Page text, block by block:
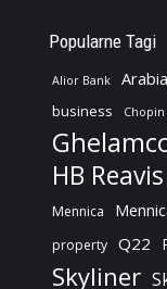
Popularne Tagi
Alior Bank
business
HB Reavis
Mennica
property Q22
Skyliner